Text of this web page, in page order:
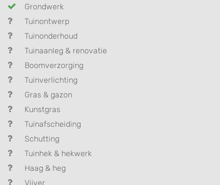
Grondwerk
Tuinontwerp
Tuinonderhoud
Tuinaanleg & renovatie
Boomverzorging
Tuinverlichting
Gras & gazon
Kunstgras
Tuinafscheiding
Schutting
Tuinhek & hekwerk
Haag & heg
Vijver